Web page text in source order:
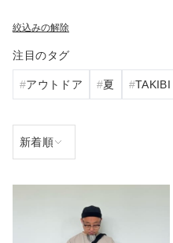
絞込みの解除
注目のタグ
アウトドア 夏